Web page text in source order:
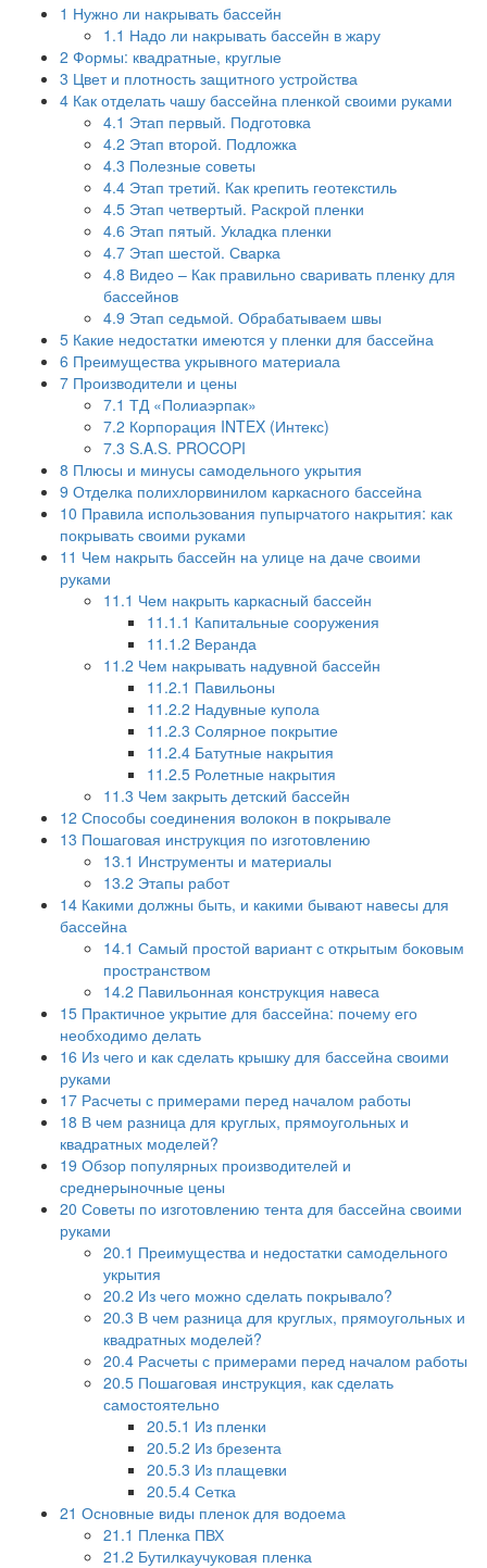
1 Нужно ли накрывать бассейн
1.1 Надо ли накрывать бассейн в жару
2 Формы: квадратные, круглые
3 Цвет и плотность защитного устройства
4 Как отделать чашу бассейна пленкой своими руками
4.1 Этап первый. Подготовка
4.2 Этап второй. Подложка
4.3 Полезные советы
4.4 Этап третий. Как крепить геотекстиль
4.5 Этап четвертый. Раскрой пленки
4.6 Этап пятый. Укладка пленки
4.7 Этап шестой. Сварка
4.8 Видео – Как правильно сваривать пленку для
бассейнов
4.9 Этап седьмой. Обрабатываем швы
5 Какие недостатки имеются у пленки для бассейна
6 Преимущества укрывного материала
7 Производители и цены
7.1 ТД «Полиаэрпак»
7.2 Корпорация INTEX (Интекс)
7.3 S.A.S. PROCOPI
8 Плюсы и минусы самодельного укрытия
9 Отделка полихлорвинилом каркасного бассейна
10 Правила использования пупырчатого накрытия: как
покрывать своими руками
11 Чем накрыть бассейн на улице на даче своими
руками
11.1 Чем накрыть каркасный бассейн
11.1.1 Капитальные сооружения
11.1.2 Веранда
11.2 Чем накрывать надувной бассейн
11.2.1 Павильоны
11.2.2 Надувные купола
11.2.3 Солярное покрытие
11.2.4 Батутные накрытия
11.2.5 Ролетные накрытия
11.3 Чем закрыть детский бассейн
12 Способы соединения волокон в покрывале
13 Пошаговая инструкция по изготовлению
13.1 Инструменты и материалы
13.2 Этапы работ
14 Какими должны быть, и какими бывают навесы для
бассейна
14.1 Самый простой вариант с открытым боковым
пространством
14.2 Павильонная конструкция навеса
15 Практичное укрытие для бассейна: почему его
необходимо делать
16 Из чего и как сделать крышку для бассейна своими
руками
17 Расчеты с примерами перед началом работы
18 В чем разница для круглых, прямоугольных и
квадратных моделей?
19 Обзор популярных производителей и
среднерыночные цены
20 Советы по изготовлению тента для бассейна своими
руками
20.1 Преимущества и недостатки самодельного
укрытия
20.2 Из чего можно сделать покрывало?
20.3 В чем разница для круглых, прямоугольных и
квадратных моделей?
20.4 Расчеты с примерами перед началом работы
20.5 Пошаговая инструкция, как сделать
самостоятельно
20.5.1 Из пленки
20.5.2 Из брезента
20.5.3 Из плащевки
20.5.4 Сетка
21 Основные виды пленок для водоема
21.1 Пленка ПВХ
21.2 Бутилкаучуковая пленка